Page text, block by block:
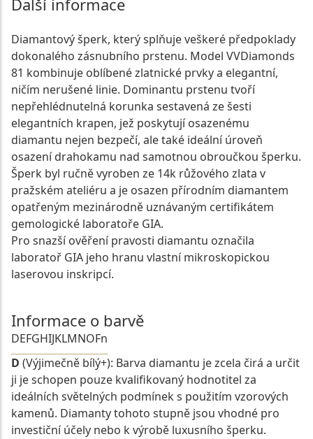
Další informace
Diamantový šperk, který splňuje veškeré předpoklady
dokonalého zásnubního prstenu. Model VVDiamonds
81 kombinuje oblíbené zlatnické prvky a elegantní,
ničím nerušené linie. Dominantu prstenu tvoří
nepřehlédnutelná korunka sestavená ze šesti
elegantních krapen, jež poskytují osazenému
diamantu nejen bezpečí, ale také ideální úroveň
osazení drahokamu nad samotnou obroučkou šperku.
Šperk byl ručně vyroben ze 14k růžového zlata v
pražském ateliéru a je osazen přírodním diamantem
opatřeným mezinárodně uznávaným certifikátem
gemologické laboratoře GIA.
Pro snazší ověření pravosti diamantu označila
laboratoř GIA jeho hranu vlastní mikroskopickou
laserovou inskripcí.
Informace o barvě
DEFGHIJKLMNOFn
D (Výjimečně bílý+): Barva diamantu je zcela čirá a určit
ji je schopen pouze kvalifikovaný hodnotitel za
ideálních světelných podmínek s použitím vzorových
kamenů. Diamanty tohoto stupně jsou vhodné pro
investiční účely nebo k výrobě luxusního šperku.